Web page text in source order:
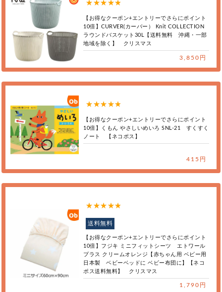
【お得なクーポン+エントリーでさらにポイント
10倍】CURVER(カーバー） Knit COLLECTION
ラウンドバスケット30L【送料無料 沖縄・一部
地域を除く】 クリスマス
3,850円
【お得なクーポン+エントリーでさらにポイント
10倍】くもん やさしいめいろ SNL-21 すくすく
ノート 【ネコポス】
415円
送料無料
【お得なクーポン+エントリーでさらにポイント
10倍】フジキ ミニフィットシーツ エトワール
プラス クリームオレンジ【赤ちゃん用 ベビー用
日本製 ベビーベッドに ベビー布団に】【ネコ
ポス送料無料】 クリスマス
1,790円